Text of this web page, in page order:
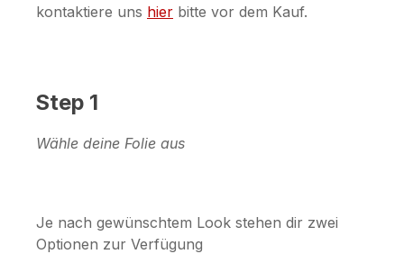
kontaktiere uns hier bitte vor dem Kauf.
Step 1
Wähle deine Folie aus
Je nach gewünschtem Look stehen dir zwei
Optionen zur Verfügung